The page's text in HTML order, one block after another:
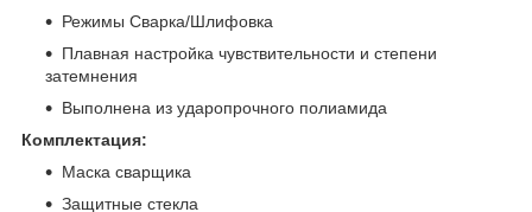
Режимы Сварка/Шлифовка
Плавная настройка чувствительности и степени
затемнения
Выполнена из ударопрочного полиамида
Комплектация:
Mаска сварщика
Защитные стекла